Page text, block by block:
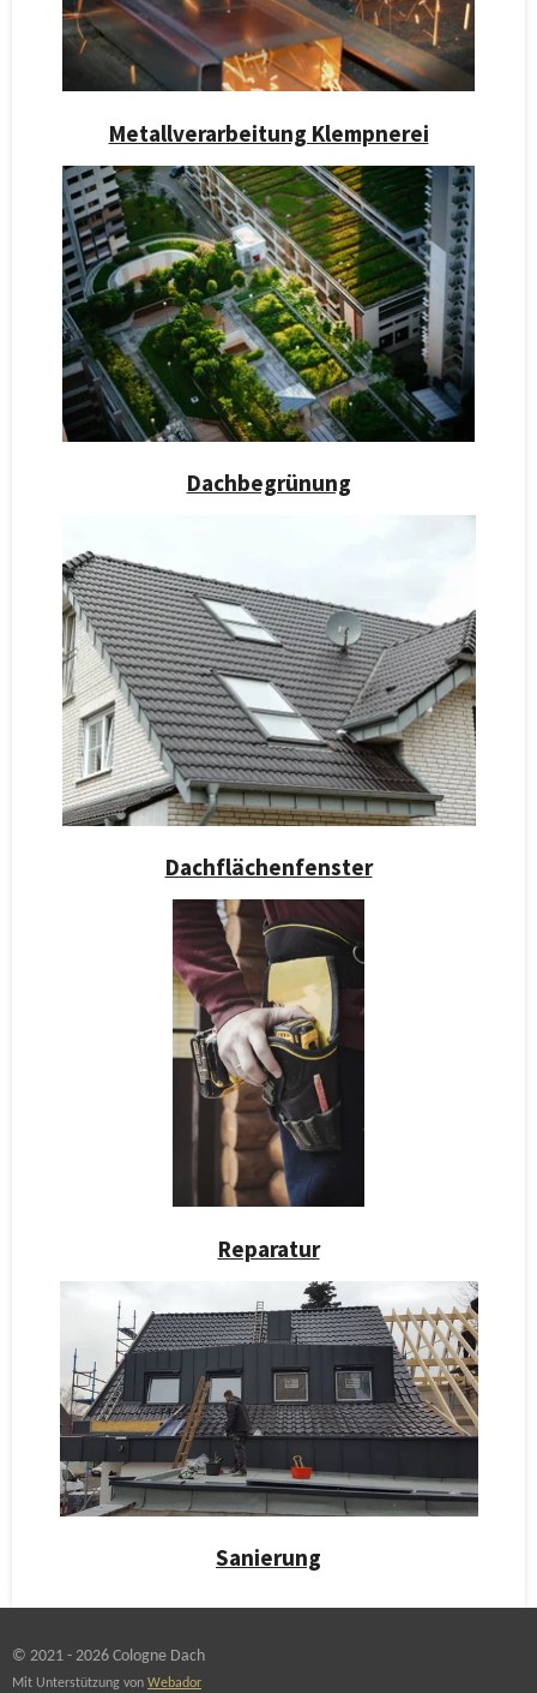
Metallverarbeitung Klempnerei
Dachbegrünung
Dachflächenfenster
Reparatur
Sanierung
© 2021 - 2026 Cologne Dach
Mit Unterstützung von Webador